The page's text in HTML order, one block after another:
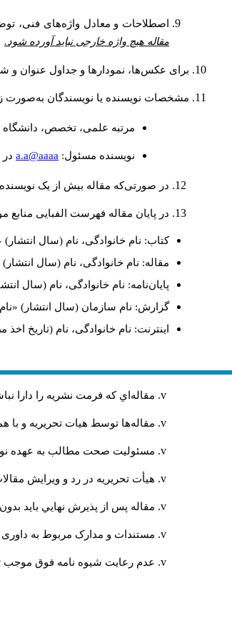
اصطلاحات و معادل واژه‌های فنی،
مقاله هیچ واژه خارجی نباید آورده شود.
برای عکس‌ها، نمودارها و جداول عنوان و
مشخصات نویسنده یا نویسندگان به‌صورت
مرتبه علمی، تخصص، دانشگاه
نويسنده مسئول: a.a@aaaa
در صورتی‌که مقاله بیش از یک
در پایان مقاله فهرست الفبایی
کتاب: نام خانوادگی، نام (سال
مقاله: نام خانوادگی، نام (سال
پایان‌نامه: نام خانوادگی، نام (سال
گزارش: نام سازمان (سال انتشار)
اینترنت: نام خانوادگی، نام (تاریخ
مقاله‌اي كه فرمت نشريه را دارا
مقاله‌ها توسط هیات تحريريه و
مسئوليت صحت مطالب به عهده
هيأت تحريريه در رد و ويرايش
مقاله پس از پذيرش نهايي باید
مستندات و مدارک مربوط به داوری
عدم رعایت شیوه نامه فوق موجب